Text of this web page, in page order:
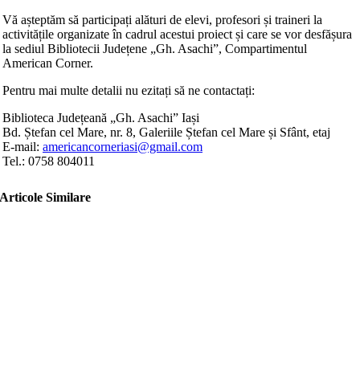
Vă așteptăm să participați alături de elevi, profesori și traineri la
activitățile organizate în cadrul acestui proiect și care se vor desfășura
la sediul Bibliotecii Județene „Gh. Asachi”, Compartimentul
American Corner.
Pentru mai multe detalii nu ezitați să ne contactați:
Biblioteca Județeană „Gh. Asachi” Iași
Bd. Ștefan cel Mare, nr. 8, Galeriile Ștefan cel Mare și Sfânt, etaj
E-mail: americancorneriasi@gmail.com
Tel.: 0758 804011
Articole Similare